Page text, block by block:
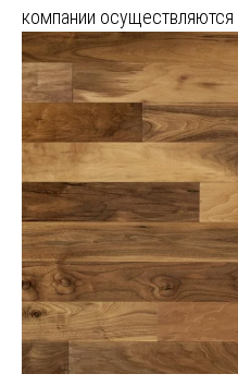
компании осуществляются …